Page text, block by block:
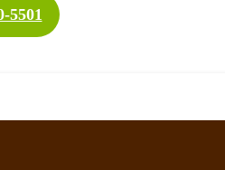
5501